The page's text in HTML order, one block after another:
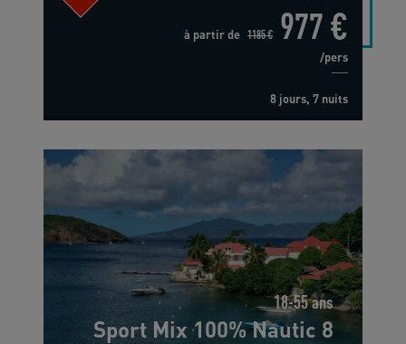
à partir de 1185 € 977 €
/pers
8 jours, 7 nuits
18-55 ans
Sport Mix 100% Nautic 8